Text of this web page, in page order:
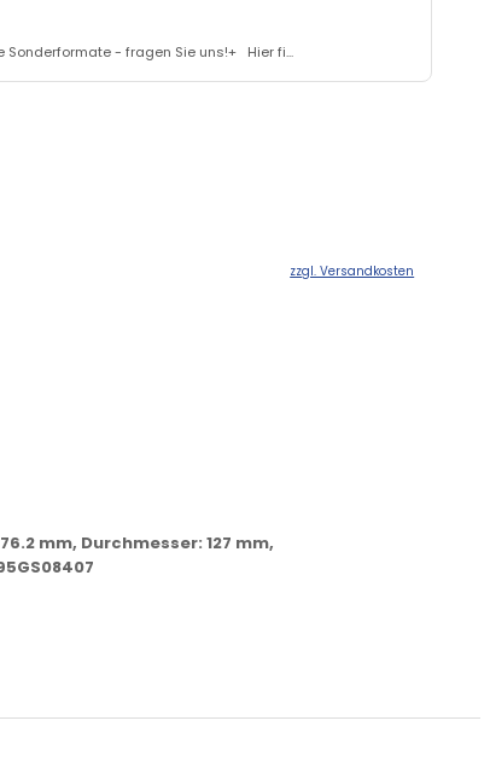
- fragen Sie uns!+ Hier fi...
zzgl. Versandkosten
mm, Durchmesser: 127 mm,